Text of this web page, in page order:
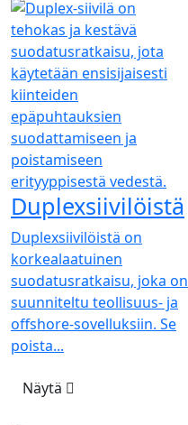
Duplexsiivilöistä
Duplexsiivilöistä on
korkealaatuinen
suodatusratkaisu, joka on
suunniteltu teollisuus- ja
offshore-sovelluksiin. Se
poista...
Näytä